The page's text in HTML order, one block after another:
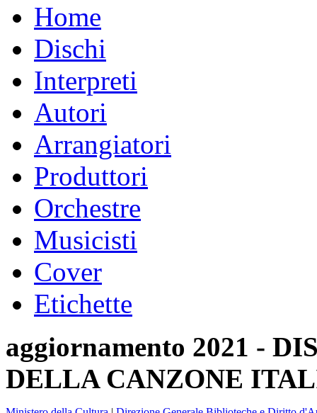
Home
Dischi
Interpreti
Autori
Arrangiatori
Produttori
Orchestre
Musicisti
Cover
Etichette
aggiornamento 2021 -
DELLA CANZONE